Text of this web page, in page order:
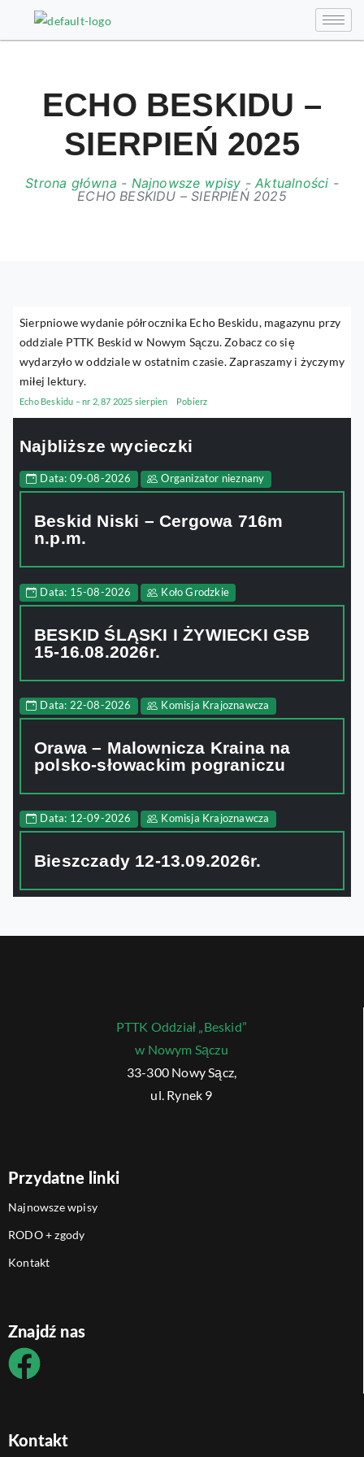
ECHO BESKIDU –
SIERPIEŃ 2025
Strona główna - Najnowsze wpisy -Aktualności -
ECHO BESKIDU – SIERPIEŃ 2025
Sierpniowe wydanie półrocznika Echo Beskidu, magazynu przy
oddziale PTTK Beskid w Nowym Sączu. Zobacz co się
wydarzyło w oddziale w ostatnim czasie. Zapraszamy i życzymy
miłej lektury.
Echo Beskidu – nr 2, 87 2025 sierpien Pobierz
Najbliższe wycieczki
Data: 09-08-2026 Organizator nieznany
Beskid Niski – Cergowa 716m
n.p.m.
Data: 15-08-2026 Koło Grodzkie
BESKID ŚLĄSKI I ŻYWIECKI GSB
15-16.08.2026r.
Data: 22-08-2026 Komisja Krajoznawcza
Orawa – Malownicza Kraina na
polsko-słowackim pograniczu
Data: 12-09-2026 Komisja Krajoznawcza
Bieszczady 12-13.09.2026r.
PTTK Oddział „Beskid”
w Nowym Sączu
33-300 Nowy Sącz,
ul. Rynek 9
Przydatne linki
Najnowsze wpisy
RODO + zgody
Kontakt
Znajdź nas
Kontakt